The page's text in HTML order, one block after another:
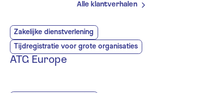
Alle klantverhalen
Zakelijke dienstverlening
Tijdregistratie voor grote organisaties
ATG Europe